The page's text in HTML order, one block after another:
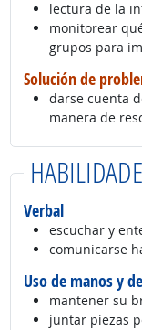
lectura de la
monitorear
grupos para
Solución de
darse cuenta
manera de
Verbal
escuchar y
comunicarse
Uso de manos y
mantener su
juntar piezas